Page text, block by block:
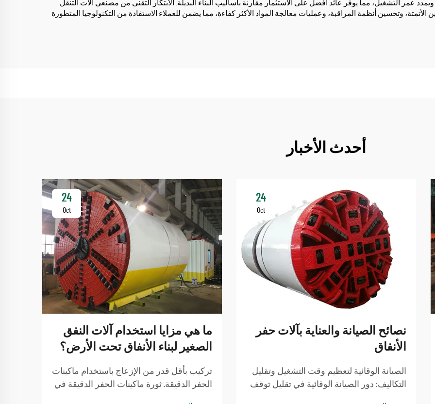
عمر التشغيل، مما يوفر عائد أفضل على الاستثمار مقارنة بأساليب البناء البديلة. الابتكار التقني من مصنعي آلات التنقل
وتحسين أنظمة المراقبة، وعمليات معالجة المواد الأكثر كفاءة، مما يضمن للعملاء الاستفادة من التكنولوجيا المتطورة
أحدث الأخبار
24
Oct
نصائح الصيانة والعناية بآلات حفر
الأنفاق
الصيانة الوقائية لتعظيم وقت التشغيل وتقليل
التكاليف: دور الصيانة الوقائية في تقليل توقف
24
Oct
ما هي مزايا استخدام آلات النفق
الصغير لبناء الأنفاق تحت الأرض؟
تركيب بأقل قدر من الإزعاج باستخدام ماكينات
الحفر الدقيقة. ثورة ماكينات الحفر الدقيقة في